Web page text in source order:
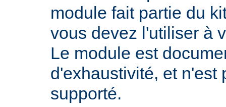
module fait partie du
vous devez l'utiliser à
Le module est
d'exhaustivité, et n'est
supporté.